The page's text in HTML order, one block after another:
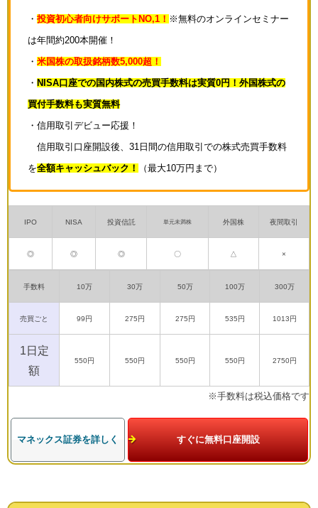
・ 投資初心者向けサポートNO,1！ ※無料のオンラインセミナー
は年間約200本開催！
・ 米国株の取扱銘柄数5,000超！
・ NISA口座での国内株式の売買手数料は実質0円！外国株式の
買付手数料も実質無料
・信用取引デビュー応援！
信用取引口座開設後、31日間の信用取引での株式売買手数料
を全額キャッシュバック！ （最大10万円まで）
IPO NISA 投資信託 単元未満株 外国株 夜間取引
◎ ◎ ◎ 〇 △ ×
手数料 10万 30万 50万 100万 300万
売買ごと 99円 275円 275円 535円 1013円
1日定
額
550円 550円 550円 550円 2750円
※手数料は税込価格です
マネックス証券を詳しく すぐに無料口座開設